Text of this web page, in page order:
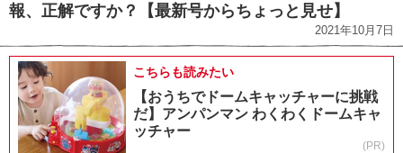
報、正解ですか？【最新号からちょっと見せ】
2021年10月7日
こちらも読みたい
【おうちでドームキャッチャーに挑戦
だ】アンパンマン わくわくドームキャ
ッチャー
(PR)